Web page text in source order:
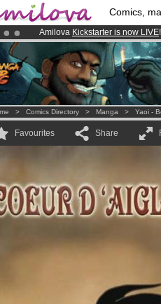
Comics,
Amilova Kickstarter is now LIVE
Already 100000membersand
Premium membership from3.95
> Comics Directory > Manga > Yaoi -
Favourites Share